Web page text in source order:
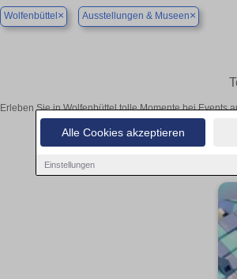
Alle Cookies akzeptieren
Einstellungen
Wolfenbüttel × Ausstellungen & Museen×
Erleben Sie in Wolfenbüttel tolle Momente bei Events
Ihre